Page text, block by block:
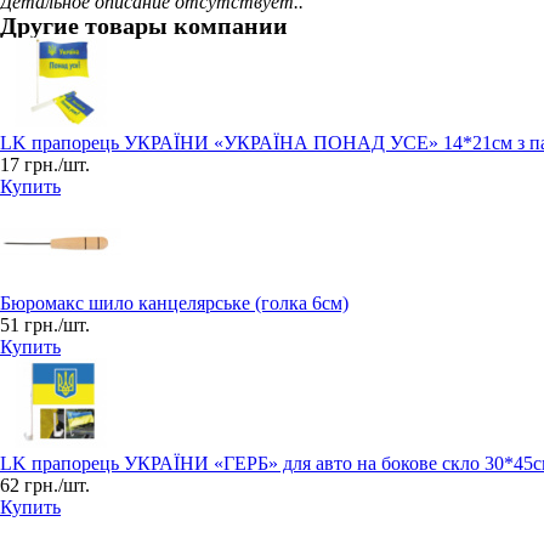
Другие товары компании
LK прапорець УКРАЇНИ «УКРАЇНА ПОНАД УСЕ» 14*21см з
17 грн./шт.
Купить
Бюромакс шило канцелярське (голка 6см)
51 грн./шт.
Купить
LK прапорець УКРАЇНИ «ГЕРБ» для авто на бокове скло
62 грн./шт.
Купить